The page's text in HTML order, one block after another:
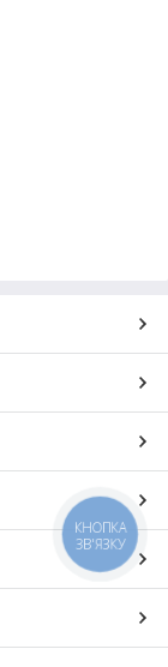
КНОПКА
ЗВ'ЯЗКУ